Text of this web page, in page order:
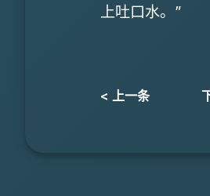
上吐口水。”
< 上一条